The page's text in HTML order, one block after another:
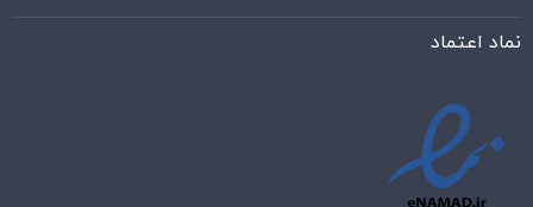
نماد اعتماد